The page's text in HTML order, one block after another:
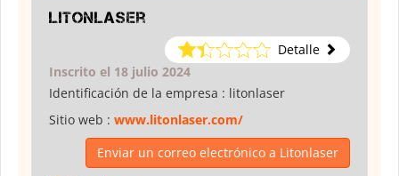
Litonlaser
Detalle
Inscrito el 18 julio 2024
Identificación de la empresa : litonlaser
Sitio web : www.litonlaser.com/
Enviar un correo electrónico a Litonlaser